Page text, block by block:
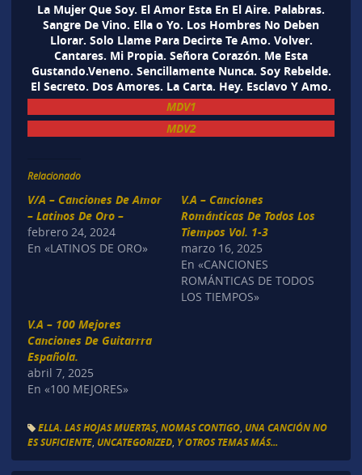
La Mujer Que Soy. El Amor Esta En El Aire. Palabras.
Sangre De Vino. Ella o Yo. Los Hombres No Deben
Llorar. Solo Llame Para Decirte Te Amo. Volver.
Cantares. Mi Propia. Señora Corazón. Me Esta
Gustando.Veneno. Sencillamente Nunca. Soy Rebelde.
El Secreto. Dos Amores. La Carta. Hey. Esclavo Y Amo.
MDV1
MDV2
Relacionado
V/A – Canciones De Amor
– Latinos De Oro –
febrero 24, 2024
En «LATINOS DE ORO»
V.A – Canciones
Románticas De Todos Los
Tiempos Vol. 1-3
marzo 16, 2025
En «CANCIONES
ROMÁNTICAS DE TODOS
LOS TIEMPOS»
V.A – 100 Mejores
Canciones De Guitarrra
Española.
abril 7, 2025
En «100 MEJORES»
ELLA. LAS HOJAS MUERTAS, NOMAS CONTIGO, UNA CANCIÓN NO
ES SUFICIENTE, UNCATEGORIZED, Y OTROS TEMAS MÁS...